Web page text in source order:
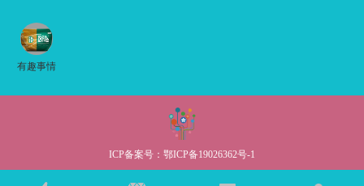
有趣事情
ICP备案号： 鄂ICP备19026362号-1